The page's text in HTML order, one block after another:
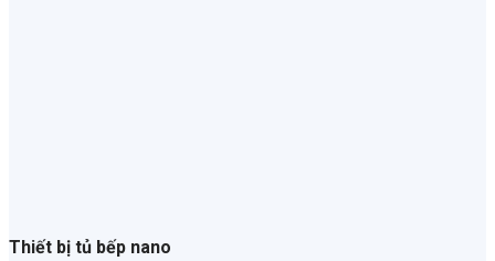
Thiết bị tủ bếp nano